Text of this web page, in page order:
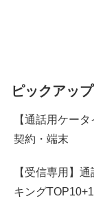
ピックアップ
【通話用ケー
契約・端末
【受信専用】
キング